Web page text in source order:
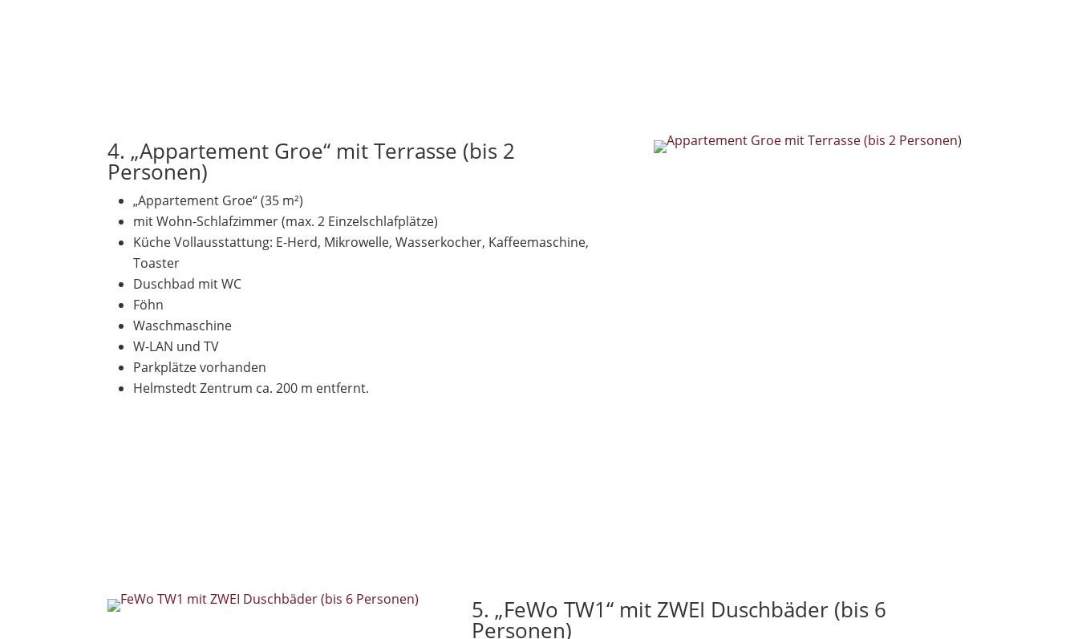
4. „Appartement Groe“ mit Terrasse (bis 2
Personen)
„Appartement Groe“ (35 m²)
mit Wohn-Schlafzimmer (max. 2 Einzelschlafplätze)
Küche Vollausstattung: E-Herd, Mikrowelle, Wasserkocher, Kaffeemaschine,
Toaster
Duschbad mit WC
Föhn
Waschmaschine
W-LAN und TV
Parkplätze vorhanden
Helmstedt Zentrum ca. 200 m entfernt.
5. „FeWo TW1“ mit ZWEI Duschbäder (bis 6
Personen)